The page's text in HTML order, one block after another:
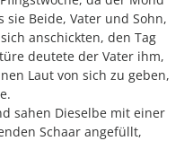
Beide, Vater und Sohn,
anschickten, den Tag
deutete der Vater ihm,
Laut von sich zu geben,
sahen Dieselbe mit einer
Schaar angefüllt,